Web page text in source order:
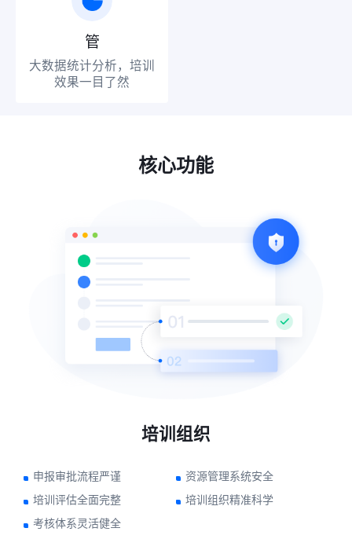
管
大数据统计分析，培训
效果一目了然
核心功能
培训组织
申报审批流程严谨
资源管理系统安全
培训评估全面完整
培训组织精准科学
考核体系灵活健全